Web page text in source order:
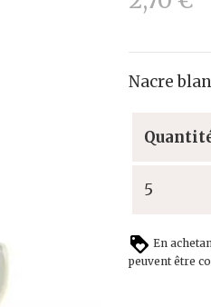
Nacre
5
En
peuvent être